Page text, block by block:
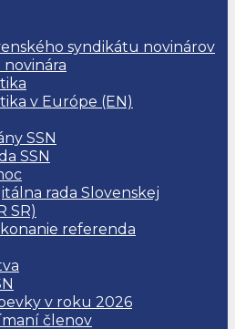
syndikátu novinárov
v Európe (EN)
SSN
SSN
rada Slovenskej
SR)
referenda
v roku 2026
členov